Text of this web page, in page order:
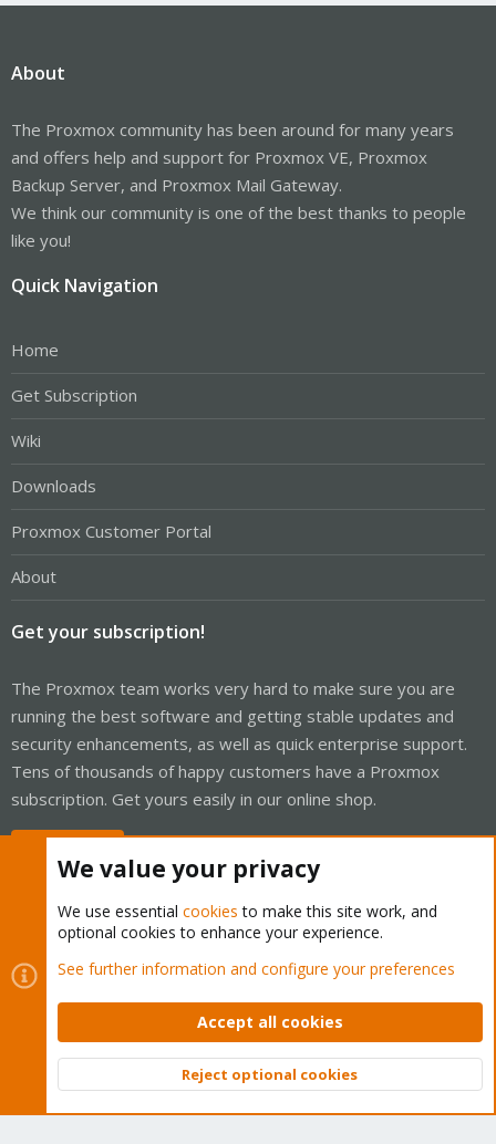
About
The Proxmox community has been around for many years
and offers help and support for Proxmox VE, Proxmox
Backup Server, and Proxmox Mail Gateway.
We think our community is one of the best thanks to people
like you!
Quick Navigation
Home
Get Subscription
Wiki
Downloads
Proxmox Customer Portal
About
Get your subscription!
The Proxmox team works very hard to make sure you are
running the best software and getting stable updates and
security enhancements, as well as quick enterprise support.
Tens of thousands of happy customers have a Proxmox
subscription. Get yours easily in our online shop.
Cookies
Proxmox Support Forum - Light Mode
Contact us
Terms and rules Privacy policy Help Home
Community platform by XenForo © 2010-2026 XenForo Ltd.
Top
We value your privacy
We use essential cookies to make this site work, and
optional cookies to enhance your experience.
See further information and configure your preferences
Accept all cookies
Reject optional cookies